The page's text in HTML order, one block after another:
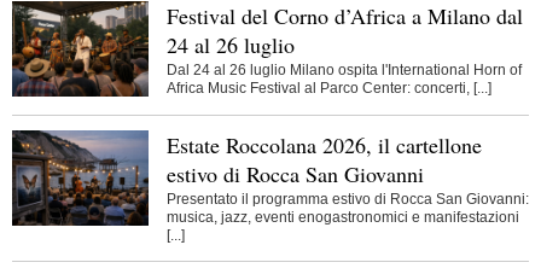
Festival del Corno d’Africa a Milano dal
24 al 26 luglio
Dal 24 al 26 luglio Milano ospita l'International Horn of
Africa Music Festival al Parco Center: concerti, [...]
Estate Roccolana 2026, il cartellone
estivo di Rocca San Giovanni
Presentato il programma estivo di Rocca San Giovanni:
musica, jazz, eventi enogastronomici e manifestazioni
[...]